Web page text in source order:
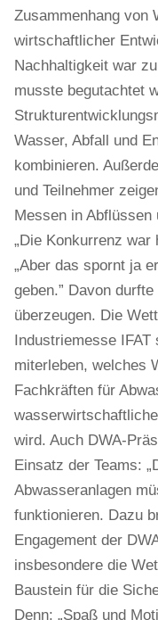
Zusammenhang von
wirtschaftlicher
Nachhaltigkeit war
musste begutachtet
Wasser, Abfall und
kombinieren.
und Teilnehmer
Messen in Abflüssen
„Die Konkurrenz war
„Aber das spornt ja
geben.” Davon
überzeugen. Die
Industriemesse
miterleben, welches
Fachkräften für
wird. Auch DWA-
Einsatz der Teams:
Abwasseranlagen
funktionieren. Dazu
Engagement der
insbesondere die
Baustein für die
Denn: „Spaß und